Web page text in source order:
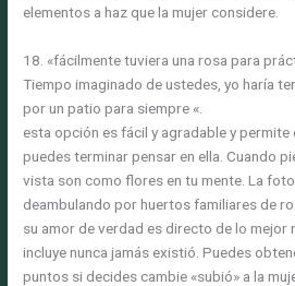
elementos a haz que la mujer considere.
18. «fácilmente tuviera una rosa para
Tiempo imaginado de ustedes, yo haría
por un patio para siempre «.
esta opción es fácil y agradable y permite
puedes terminar pensar en ella. Cuando
vista son como flores en tu mente. La
deambulando por huertos familiares de
su amor de verdad es directo de lo mejor
incluye nunca jamás existió. Puedes
puntos si decides cambie «subió» a la